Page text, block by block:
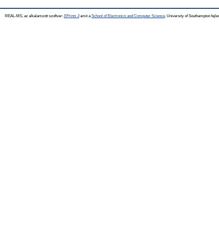
REAL-MS, az alkalamzott szoftver: EPrints 3amit a School of Electronics and Computer Science , University of Southampton